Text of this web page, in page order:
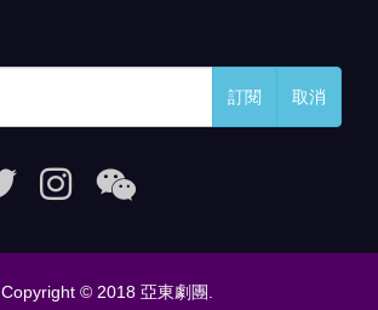
訂閱 取消
Copyright © 2018 亞東劇團.